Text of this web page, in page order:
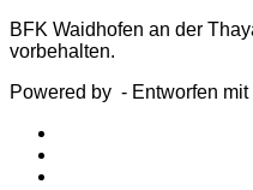
BFK Waidhofen an der
vorbehalten.
Powered by - Entworfen mit